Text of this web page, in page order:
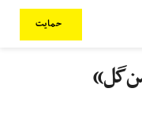
حمایت